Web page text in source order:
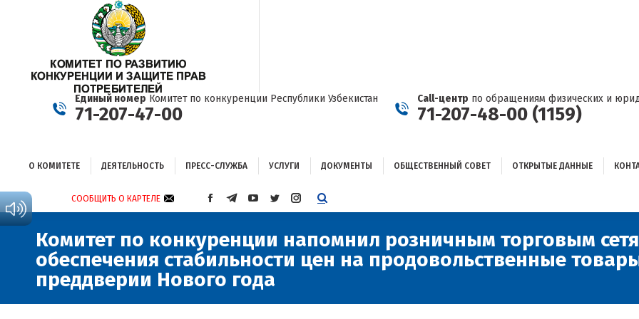
Единый номер Комитет по конкуренции Республики Узбекистан
71-207-47-00
Call-центр по обращениям физических и
71-207-48-00 (1159)
О КОМИТЕТЕ ДЕЯТЕЛЬНОСТЬ ПРЕСС-СЛУЖБА УСЛУГИ ДОКУМЕНТЫ ОБЩЕСТВЕННЫЙ СОВЕТ ОТКРЫТЫЕ ДАННЫЕ
СООБЩИТЬ О КАРТЕЛЕ
СТРАНИЦА
В
НОВОМ
ОКНЕ
СТРАНИЦА
В
НОВОМ
ОКНЕ
СТРАНИЦА
В
НОВОМ
ОКНЕ
СТРАНИЦА
В
НОВОМ
СТРАНИЦА
В
НОВОМ
Комитет по конкуренции напомнил розничным торговым
обеспечения стабильности цен на продовольственные
преддверии Нового года
О КОМИТЕТЕ ДЕЯТЕЛЬНОСТЬ